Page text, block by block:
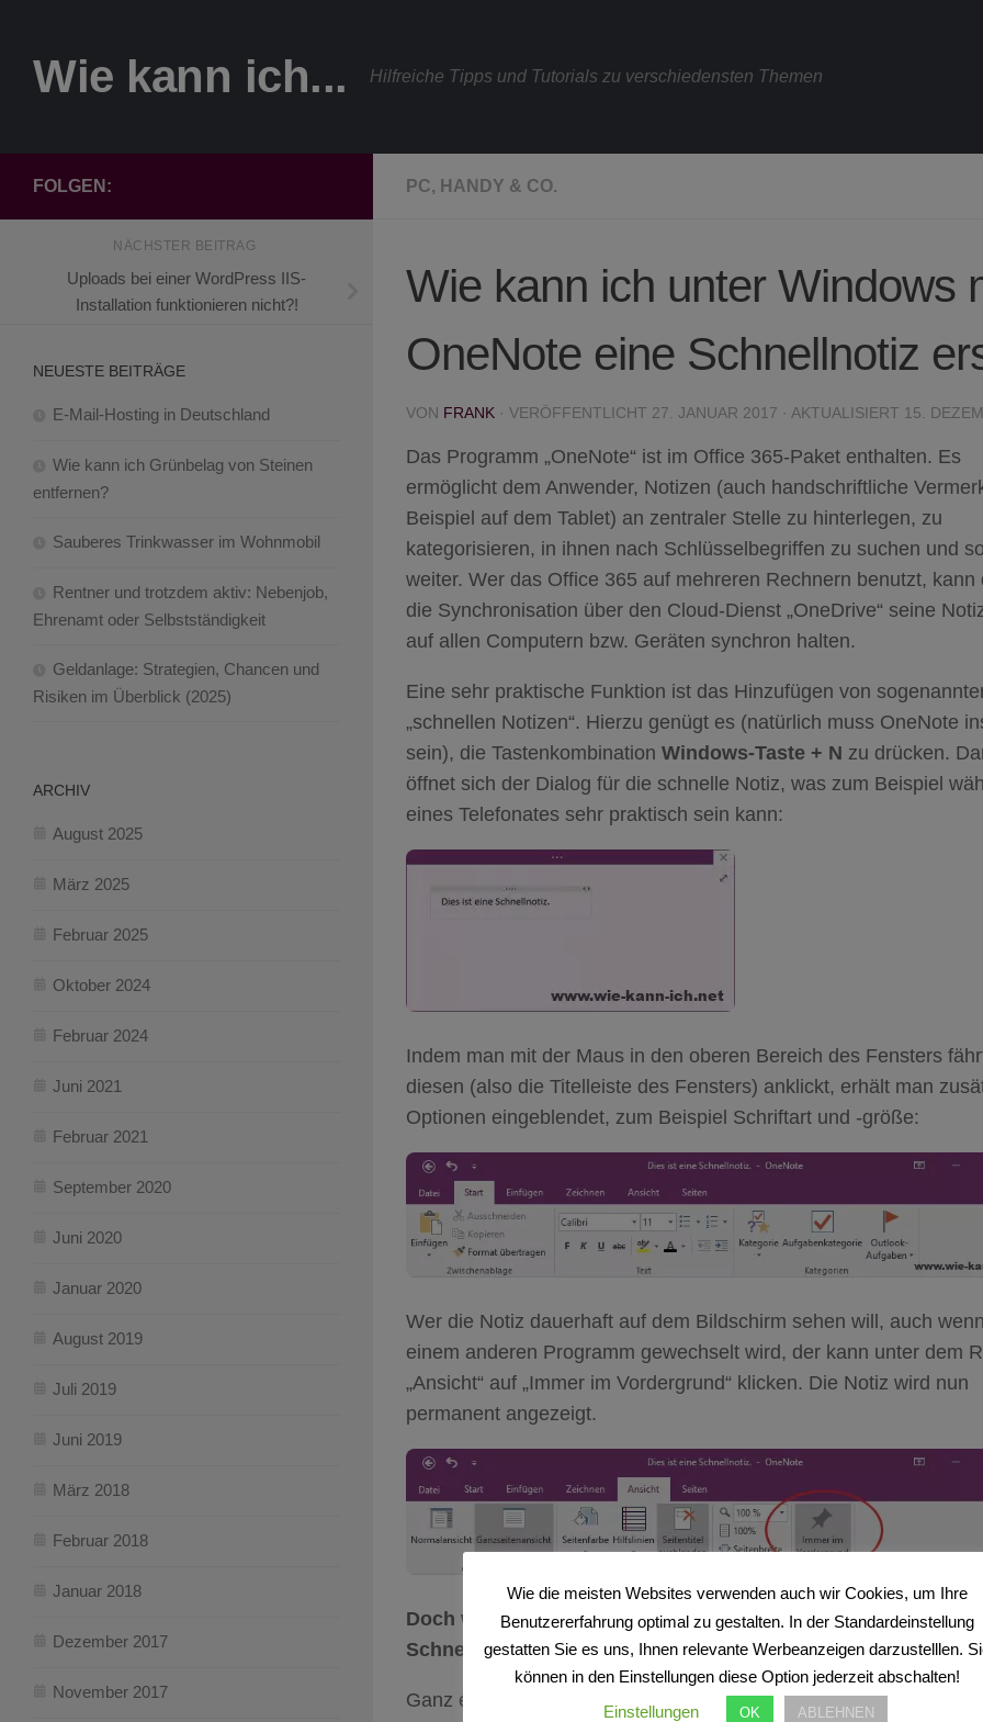
Wie kann ich... Hilfreiche Tipps und Tutorials zu verschiedensten Themen
PC, HANDY & CO.
Wie kann ich unter Windows
OneNote eine Schnellnotiz
VON FRANK · VERÖFFENTLICHT 27. JANUAR 2017 · AKTUALISIERT 15.
Das Programm „OneNote“ ist im Office 365-Paket enthalten. Es
ermöglicht dem Anwender, Notizen (auch handschriftliche
Beispiel auf dem Tablet) an zentraler Stelle zu hinterlegen, zu
kategorisieren, in ihnen nach Schlüsselbegriffen zu suchen und
weiter. Wer das Office 365 auf mehreren Rechnern benutzt, kann
die Synchronisation über den Cloud-Dienst „OneDrive“ seine
auf allen Computern bzw. Geräten synchron halten.
Eine sehr praktische Funktion ist das Hinzufügen von
„schnellen Notizen“. Hierzu genügt es (natürlich muss OneNote
sein), die Tastenkombination Windows-Taste + N zu drücken.
öffnet sich der Dialog für die schnelle Notiz, was zum Beispiel
eines Telefonates sehr praktisch sein kann:
Indem man mit der Maus in den oberen Bereich des Fensters
diesen (also die Titelleiste des Fensters) anklickt, erhält man
Optionen eingeblendet, zum Beispiel Schriftart und -größe:
Wer die Notiz dauerhaft auf dem Bildschirm sehen will, auch
einem anderen Programm gewechselt wird, der kann unter dem
„Ansicht“ auf „Immer im Vordergrund“ klicken. Die Notiz wird nun
permanent angezeigt.
Doch wo finde ich nun die auf diese Art und Weise erstellten
Schnellnotizen im OneNote Hauptfenster?
Ganz einfach – dieser Screenshot zeigt es:
FOLGEN:
NÄCHSTER BEITRAG
Uploads bei einer WordPress IIS-
Installation funktionieren nicht?!
NEUESTE BEITRÄGE
E-Mail-Hosting in Deutschland
Wie kann ich Grünbelag von Steinen
entfernen?
Sauberes Trinkwasser im Wohnmobil
Rentner und trotzdem aktiv: Nebenjob,
Ehrenamt oder Selbstständigkeit
Geldanlage: Strategien, Chancen und
Risiken im Überblick (2025)
ARCHIV
August 2025
März 2025
Februar 2025
Oktober 2024
Februar 2024
Juni 2021
Februar 2021
September 2020
Juni 2020
Januar 2020
August 2019
Juli 2019
Juni 2019
März 2018
Februar 2018
Januar 2018
Dezember 2017
November 2017
Wie die meisten Websites verwenden auch wir Cookies, um Ihre
Benutzererfahrung optimal zu gestalten. In der Standardeinstellung
gestatten Sie es uns, Ihnen relevante Werbeanzeigen darzustelllen.
können in den Einstellungen diese Option jederzeit abschalten!
Einstellungen
OK ABLEHNEN